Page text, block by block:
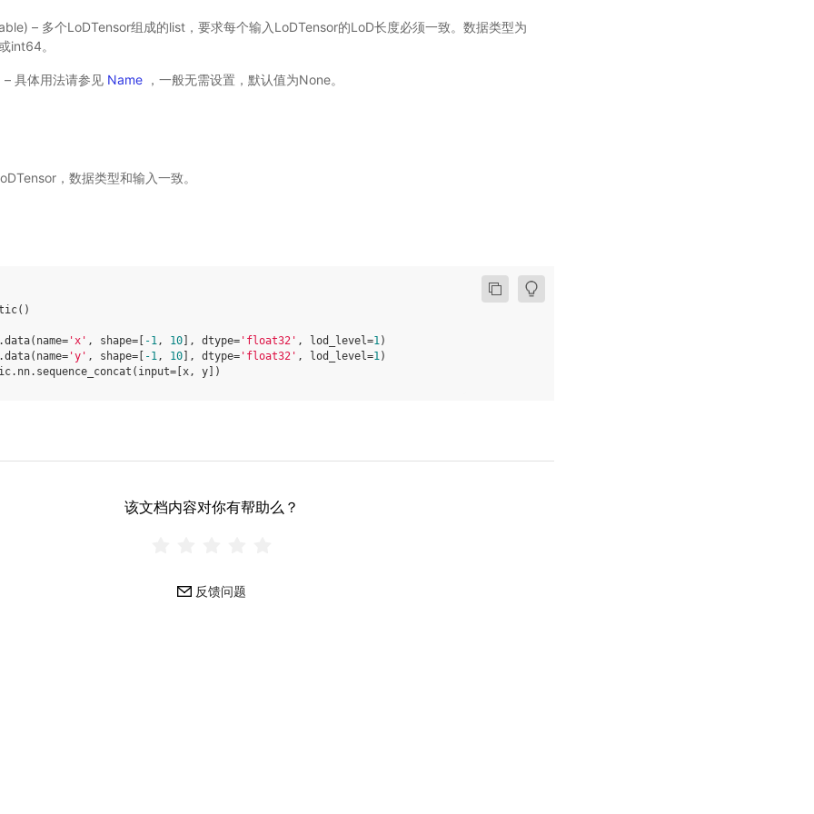
– 多个LoDTensor组成的list，要求每个输入LoDTensor的LoD长度必须一致。数据类型为
int64。
具体用法请参见 Name ，一般无需设置，默认值为None。
，数据类型和输入一致。
()
data( name= 'x' , shape= -1, 10 ], dtype= 'float32' , lod_level=1)
data( name= 'y' , shape= -1, 10 ], dtype= 'float32' , lod_level=1)
. nn. sequence_concat ( input= x, y ])
该文档内容对你有帮助么？
反馈问题